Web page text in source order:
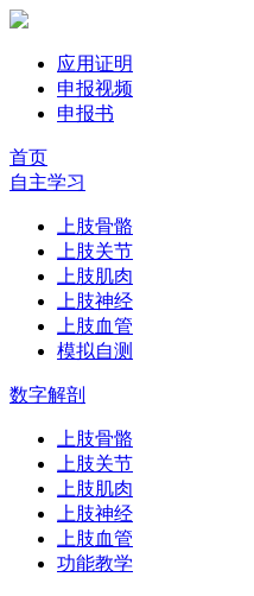
应用证明
申报视频
申报书
首页
自主学习
上肢骨骼
上肢关节
上肢肌肉
上肢神经
上肢血管
模拟自测
数字解剖
上肢骨骼
上肢关节
上肢肌肉
上肢神经
上肢血管
功能教学